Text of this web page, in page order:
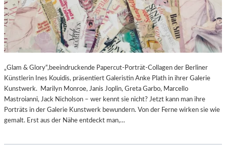
„Glam & Glory“,beeindruckende Papercut-Porträt-Collagen der Berliner
Künstlerin Ines Kouidis, präsentiert Galeristin Anke Plath in ihrer Galerie
Kunstwerk. Marilyn Monroe, Janis Joplin, Greta Garbo, Marcello
Mastroianni, Jack Nicholson – wer kennt sie nicht? Jetzt kann man ihre
Porträts in der Galerie Kunstwerk bewundern. Von der Ferne wirken sie wie
gemalt. Erst aus der Nähe entdeckt man,…